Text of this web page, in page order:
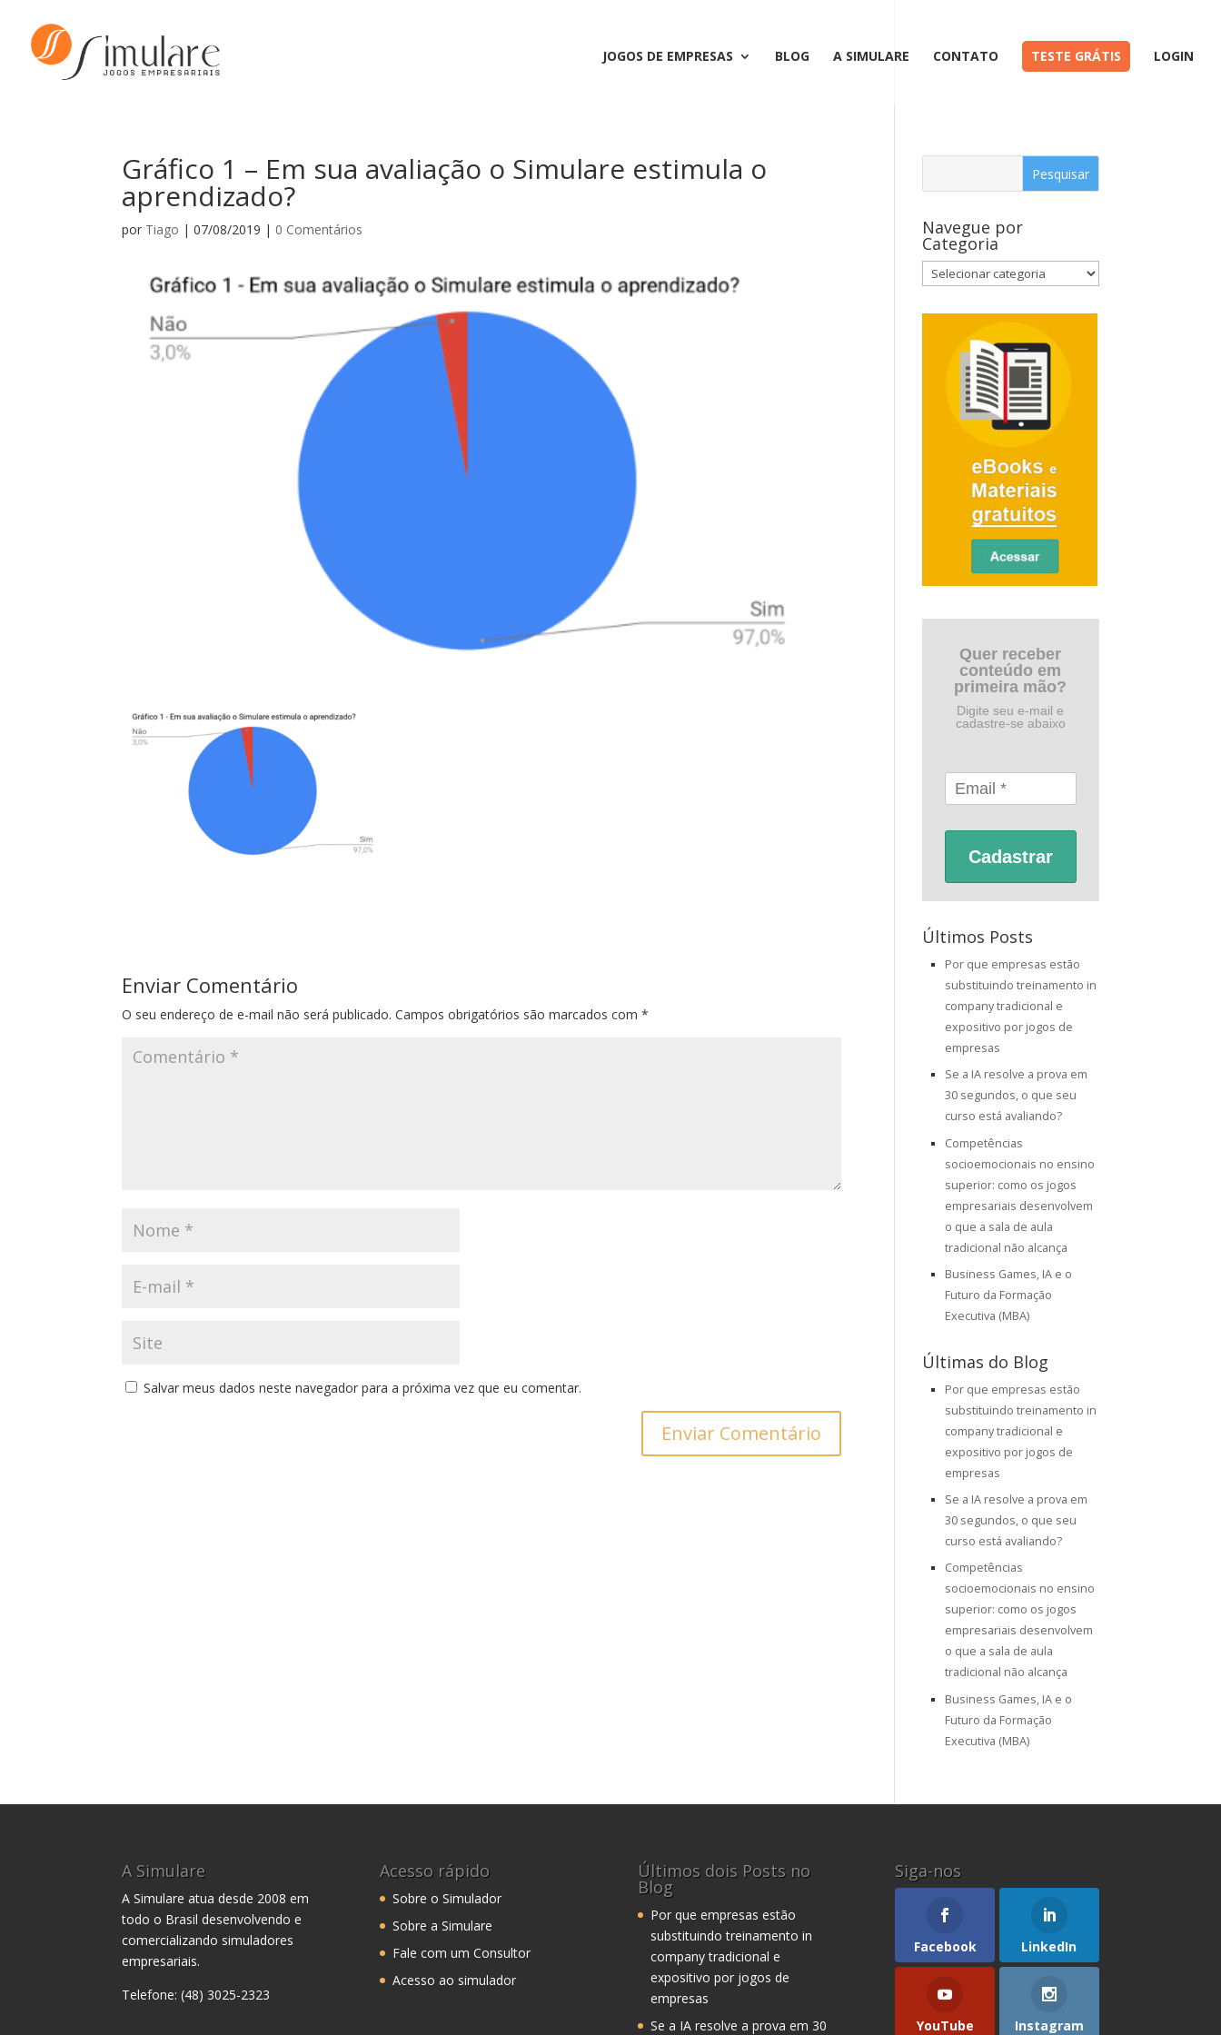
JOGOS DE EMPRESAS BLOG A SIMULARE CONTATO TESTE GRÁTIS LOGIN
Gráfico 1 – Em sua avaliação o Simulare estimula o
aprendizado?
por Tiago |07/08/2019 | 0 Comentários
Enviar Comentário
O seu endereço de e-mail não será publicado. Campos obrigatórios são marcados com*
Salvar meus dados neste navegador para a próxima vez que eu comentar.
Navegue por
Categoria
Quer receber
conteúdo em
primeira mão?
Digite seu e-mail e
cadastre-se abaixo
Cadastrar
Últimos Posts
Por que empresas estão
substituindo treinamento in
company tradicional e
expositivo por jogos de
empresas
Se a IA resolve a prova em
30 segundos, o que seu
curso está avaliando?
Competências
socioemocionais no ensino
superior: como os jogos
empresariais desenvolvem
o que a sala de aula
tradicional não alcança
Business Games, IA e o
Futuro da Formação
Executiva (MBA)
Últimas do Blog
Por que empresas estão
substituindo treinamento in
company tradicional e
expositivo por jogos de
empresas
Se a IA resolve a prova em
30 segundos, o que seu
curso está avaliando?
Competências
socioemocionais no ensino
superior: como os jogos
empresariais desenvolvem
o que a sala de aula
tradicional não alcança
Business Games, IA e o
Futuro da Formação
Executiva (MBA)
A Simulare
A Simulare atua desde 2008 em
todo o Brasil desenvolvendo e
comercializando simuladores
empresariais.
Telefone: (48) 3025-2323
Acesso rápido
Sobre o Simulador
Sobre a Simulare
Fale com um Consultor
Acesso ao simulador
Últimos dois Posts no
Blog
Por que empresas estão
substituindo treinamento in
company tradicional e
expositivo por jogos de
empresas
Se a IA resolve a prova em 30
Siga-nos
Facebook LinkedIn
YouTube Instagram